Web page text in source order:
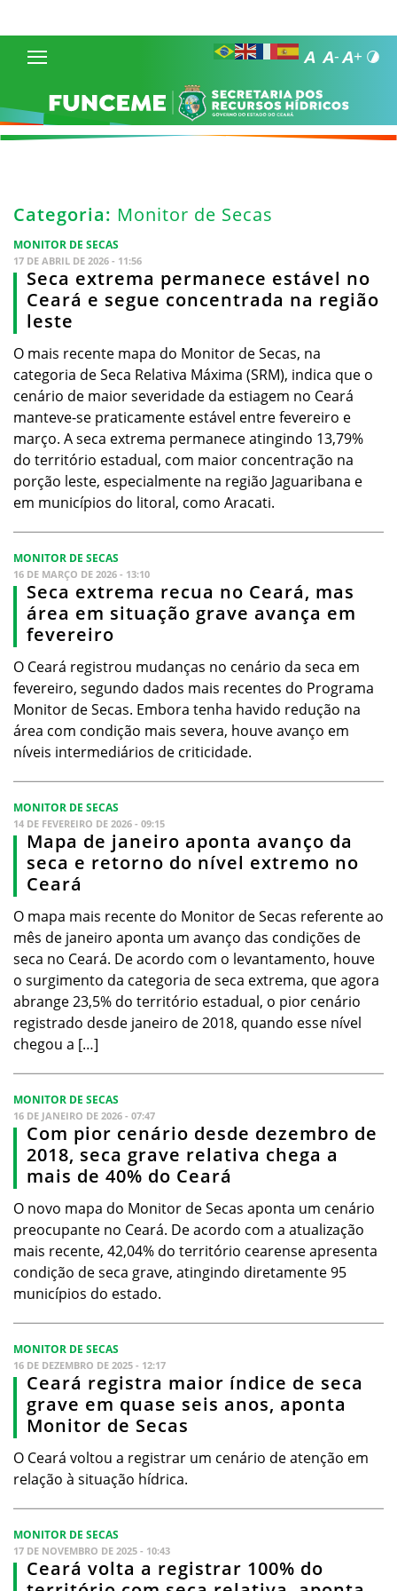
Categoria: Monitor de Secas
MONITOR DE SECAS
17 DE ABRIL DE 2026 - 11:56
Seca extrema permanece estável no
Ceará e segue concentrada na região
leste
O mais recente mapa do Monitor de Secas, na
categoria de Seca Relativa Máxima (SRM), indica que o
cenário de maior severidade da estiagem no Ceará
manteve-se praticamente estável entre fevereiro e
março. A seca extrema permanece atingindo 13,79%
do território estadual, com maior concentração na
porção leste, especialmente na região Jaguaribana e
em municípios do litoral, como Aracati.
MONITOR DE SECAS
16 DE MARÇO DE 2026 - 13:10
Seca extrema recua no Ceará, mas
área em situação grave avança em
fevereiro
O Ceará registrou mudanças no cenário da seca em
fevereiro, segundo dados mais recentes do Programa
Monitor de Secas. Embora tenha havido redução na
área com condição mais severa, houve avanço em
níveis intermediários de criticidade.
MONITOR DE SECAS
14 DE FEVEREIRO DE 2026 - 09:15
Mapa de janeiro aponta avanço da
seca e retorno do nível extremo no
Ceará
O mapa mais recente do Monitor de Secas referente ao
mês de janeiro aponta um avanço das condições de
seca no Ceará. De acordo com o levantamento, houve
o surgimento da categoria de seca extrema, que agora
abrange 23,5% do território estadual, o pior cenário
registrado desde janeiro de 2018, quando esse nível
chegou a […]
MONITOR DE SECAS
16 DE JANEIRO DE 2026 - 07:47
Com pior cenário desde dezembro de
2018, seca grave relativa chega a
mais de 40% do Ceará
O novo mapa do Monitor de Secas aponta um cenário
preocupante no Ceará. De acordo com a atualização
mais recente, 42,04% do território cearense apresenta
condição de seca grave, atingindo diretamente 95
municípios do estado.
MONITOR DE SECAS
16 DE DEZEMBRO DE 2025 - 12:17
Ceará registra maior índice de seca
grave em quase seis anos, aponta
Monitor de Secas
O Ceará voltou a registrar um cenário de atenção em
relação à situação hídrica.
MONITOR DE SECAS
17 DE NOVEMBRO DE 2025 - 10:43
Ceará volta a registrar 100% do